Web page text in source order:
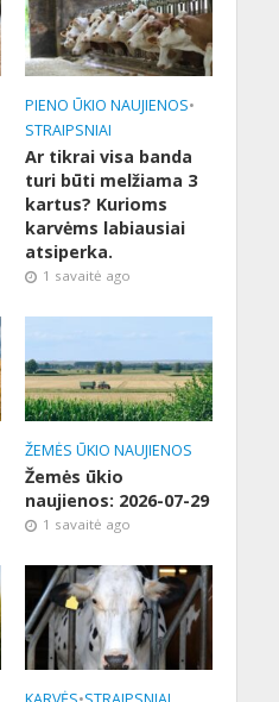
PIENO ŪKIO NAUJIENOS•
STRAIPSNIAI
Ar tikrai visa banda
turi būti melžiama 3
kartus? Kurioms
karvėms labiausiai
atsiperka.
1 savaitė ago
ŽEMĖS ŪKIO NAUJIENOS
Žemės ūkio
naujienos: 2026-07-29
1 savaitė ago